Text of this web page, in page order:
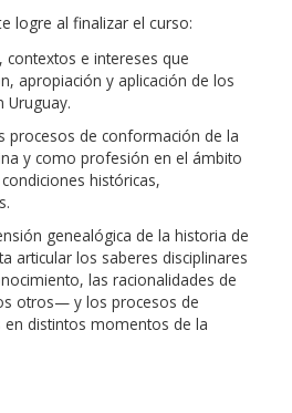
logre al finalizar el curso:
contextos e intereses que
apropiación y aplicación de los
Uruguay.
procesos de conformación de la
y como profesión en el ámbito
históricas,
genealógica de la historia de
articular los saberes disciplinares
las racionalidades de
otros— y los procesos de
en distintos momentos de la